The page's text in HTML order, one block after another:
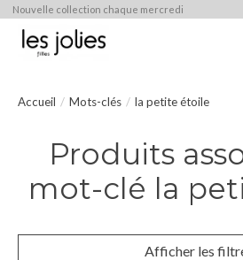
Nouvelle collection chaque mercredi
Accueil / Mots-clés / la petite étoile
Produits
mot-clé la
Afficher les